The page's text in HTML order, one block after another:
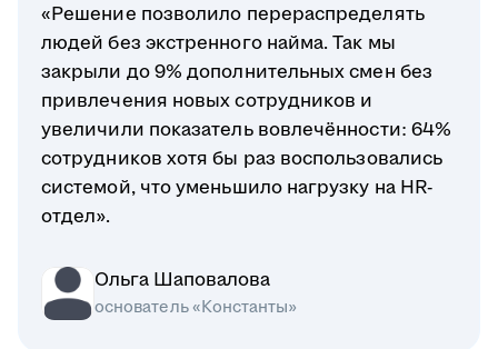
«Решение позволило перераспределять
людей без экстренного найма. Так мы
закрыли до 9% дополнительных смен без
привлечения новых сотрудников и
увеличили показатель вовлечённости: 64%
сотрудников хотя бы раз воспользовались
системой, что уменьшило нагрузку на HR-
отдел».
Ольга Шаповалова
основатель «Константы»